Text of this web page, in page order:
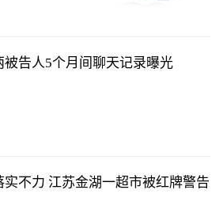
被告人5个月间聊天记录曝光
实不力 江苏金湖一超市被红牌警告